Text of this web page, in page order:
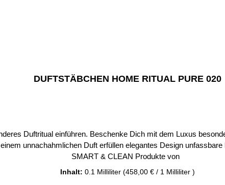
DUFTSTÄBCHEN HOME RITUAL PURE 020
einführen. Beschenke Dich mit dem Luxus besonderer Düfte in
Duft erfüllen elegantes Design unfassbare Duftdauer – bis zu 70
Inhalt: 0.1 Milliliter (458,00 € / 1 Milliliter )